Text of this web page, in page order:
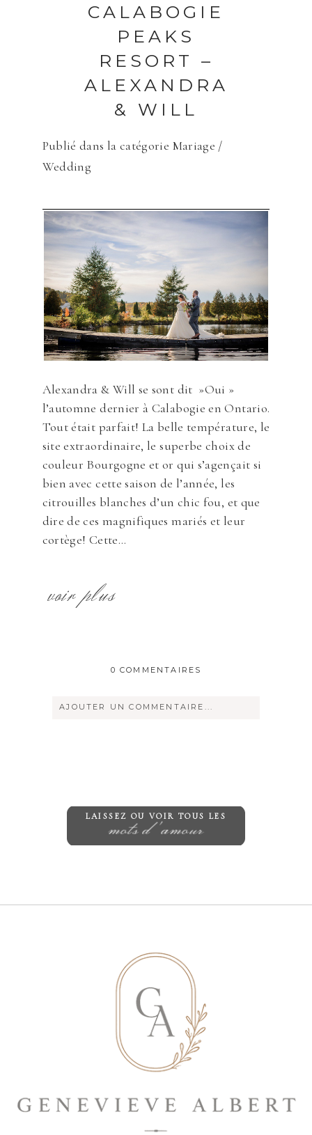
CALABOGIE
PEAKS
RESORT –
ALEXANDRA
& WILL
Publié dans la catégorie Mariage /
Wedding
Alexandra & Will se sont dit »Oui »
l’automne dernier à Calabogie en Ontario.
Tout était parfait! La belle température, le
site extraordinaire, le superbe choix de
couleur Bourgogne et or qui s’agençait si
bien avec cette saison de l’année, les
citrouilles blanches d’un chic fou, et que
dire de ces magnifiques mariés et leur
cortège! Cette...
voir plus
0 COMMENTAIRES
AJOUTER UN COMMENTAIRE...
mots d'amour
LAISSEZ OU VOIR TOUS LES